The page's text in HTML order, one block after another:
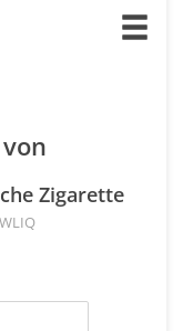
Zigarette